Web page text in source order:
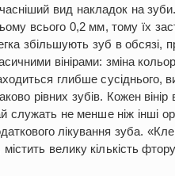
вид накладок на
всього 0,2 мм, тому їх
збільшують зуб в обсязі,
вінірами: зміна
глибше сусіднього,
рівних зубів. Кожен вінір
служать не менше ніж інші
лікування зуба.
містить велику кількість